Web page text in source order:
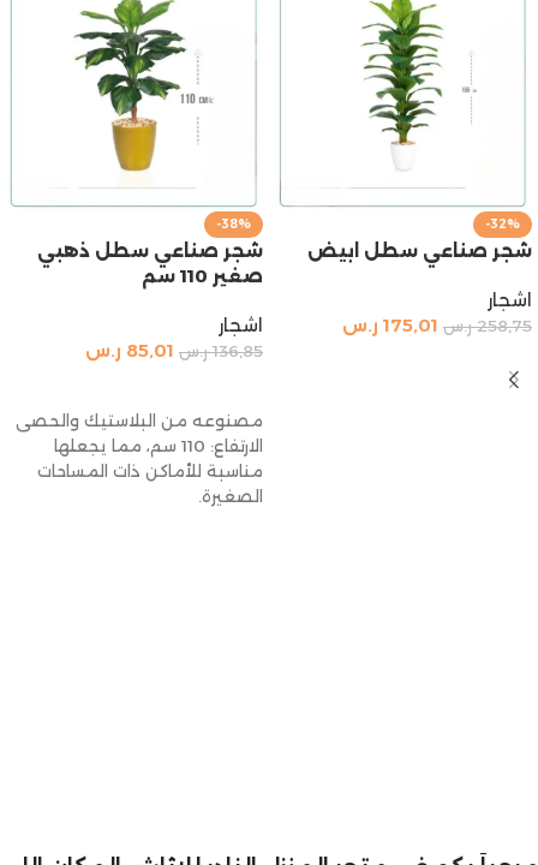
-32%
شجر صناعي سطل ابيض
اشجار
258,75 ر.س 175,01 ر.س
-38%
شجر صناعي سطل ذهبي
صغير 110 سم
اشجار
136,85 ر.س 85,01 ر.س
مصنوعه من البلاستيك والحصى
الارتفاع: 110 سم، مما يجعلها
مناسبة للأماكن ذات المساحات
الصغيرة.